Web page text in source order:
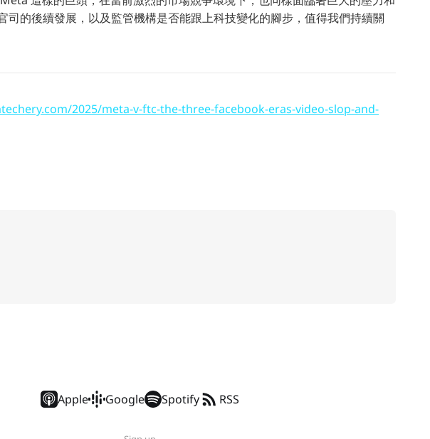
司的後續發展，以及監管機構是否能跟上科技變化的腳步，值得我們持續關
2025/meta-v-ftc-the-three-facebook-eras-video-slop-and-
Apple Google Spotify RSS